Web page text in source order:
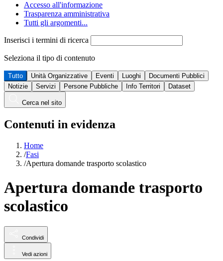
Accesso all'informazione
Trasparenza amministrativa
Tutti gli argomenti...
Inserisci i termini di ricerca
Seleziona il tipo di contenuto
Tutto Unità Organizzative Eventi Luoghi
Documenti Pubblici
Notizie
Servizi Persone Pubbliche Info Territori Dataset
Cerca nel sito
Contenuti in evidenza
Home
/Fasi
/Apertura domande trasporto scolastico
Apertura domande trasporto
scolastico
Condividi
Vedi azioni